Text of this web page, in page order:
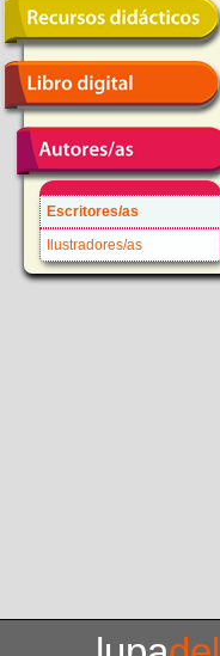
Escritores/as
Ilustradores/as